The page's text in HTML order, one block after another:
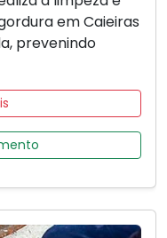
em Caieiras
prevenindo